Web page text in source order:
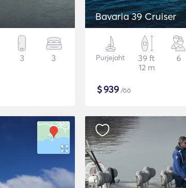
3 3
Bavaria 39 Cruiser
Purjejaht
39 ft
12 m
6
$939/öö